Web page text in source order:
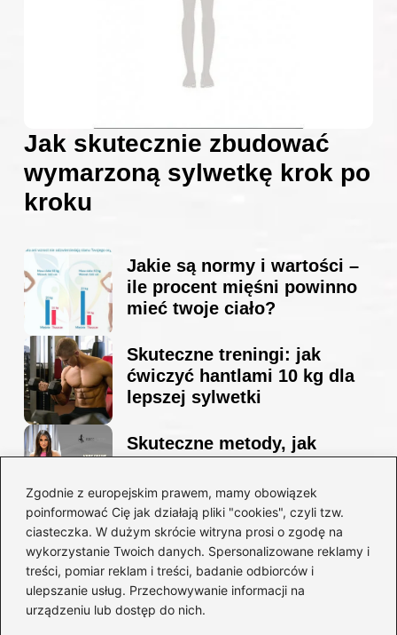
Zgodnie z europejskim prawem, mamy obowiązek
poinformować Cię jak działają pliki "cookies", czyli tzw.
ciasteczka. W dużym skrócie witryna prosi o zgodę na
wykorzystanie Twoich danych. Spersonalizowane reklamy i
treści, pomiar reklam i treści, badanie odbiorców i
ulepszanie usług. Przechowywanie informacji na
urządzeniu lub dostęp do nich.
Jak skutecznie zbudować
wymarzoną sylwetkę krok po
kroku
Jakie są normy i wartości –
ile procent mięśni powinno
mieć twoje ciało?
Skuteczne treningi: jak
ćwiczyć hantlami 10 kg dla
lepszej sylwetki
Skuteczne metody, jak
sylwetkę w zaledwie 90 dni
Idealny garnitur: jak dobrać
go do swojej sylwetki?